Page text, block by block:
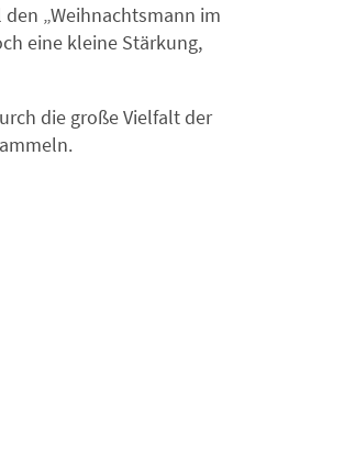
„Weihnachtsmann im
eine kleine Stärkung,
die große Vielfalt der